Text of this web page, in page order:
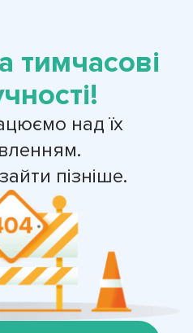
тимчасові
над їх
пізніше.